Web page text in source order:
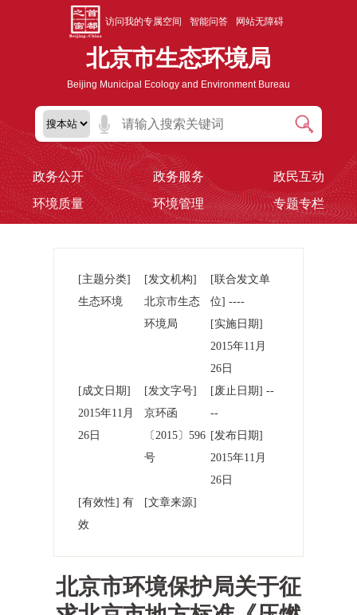
访问我的专属空间 智能问答 网站无障碍
北京市生态环境局
Beijing Municipal Ecology and Environment Bureau
政务公开 政务服务
政民互动
环境质量
环境管理 专题专栏
[主题分类]
生态环境
[发文机构]
北京市生态
环境局
[联合发文单
位] ----
[实施日期]
2015年11月
26日
[成文日期]
2015年11月
26日
[发文字号]
京环函
〔2015〕596
号
[废止日期] --
--
[发布日期]
2015年11月
26日
[有效性] 有
效
[文章来源]
北京市环境保护局关于征